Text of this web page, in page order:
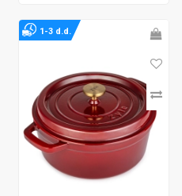
1-3 d.d.